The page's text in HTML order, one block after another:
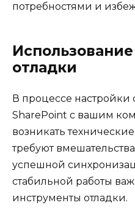
потребностями и
отладки
В процессе
SharePoint с вашим
возникать
требуют
успешной
стабильной работы
инструменты отладки.